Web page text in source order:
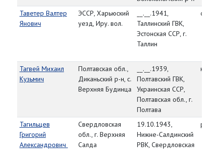
Таветер Валтер
Янович
ЭССР, Харьюский
уезд, Иру. вол.
__.__.1941,
Таллинский ГВК,
Эстонская ССР, г.
Таллин
Тагвей Михаил
Кузьмич
Полтавская обл.,
Диканьский р-н, с.
Верхняя Будинца
__.__.1939,
Полтавский ГВК,
Украинская ССР,
Полтавская обл., г.
Полтава
Тагильцев
Григорий
Александрович
Свердловская
обл., г. Верхняя
Салда
19.10.1943,
Нижне-Салдинский
РВК, Свердловская